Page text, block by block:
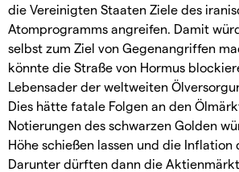
die Vereinigten Staaten Ziele des
Atomprogramms angreifen. Damit
selbst zum Ziel von Gegenangriffen
könnte die Straße von Hormus
Lebensader der weltweiten
Dies hätte fatale Folgen an den
Notierungen des schwarzen Golden
Höhe schießen lassen und die Inflation
Darunter dürften dann die